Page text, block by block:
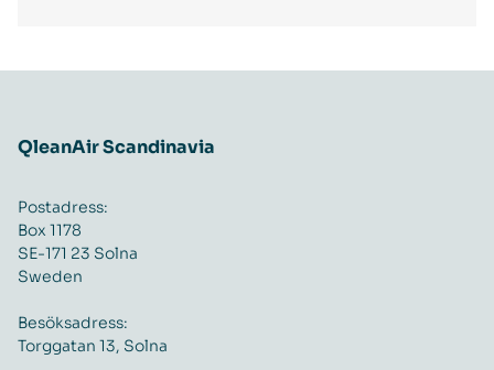
QleanAir Scandinavia
Postadress:
Box 1178
SE-171 23 Solna
Sweden
Besöksadress:
Torggatan 13, Solna